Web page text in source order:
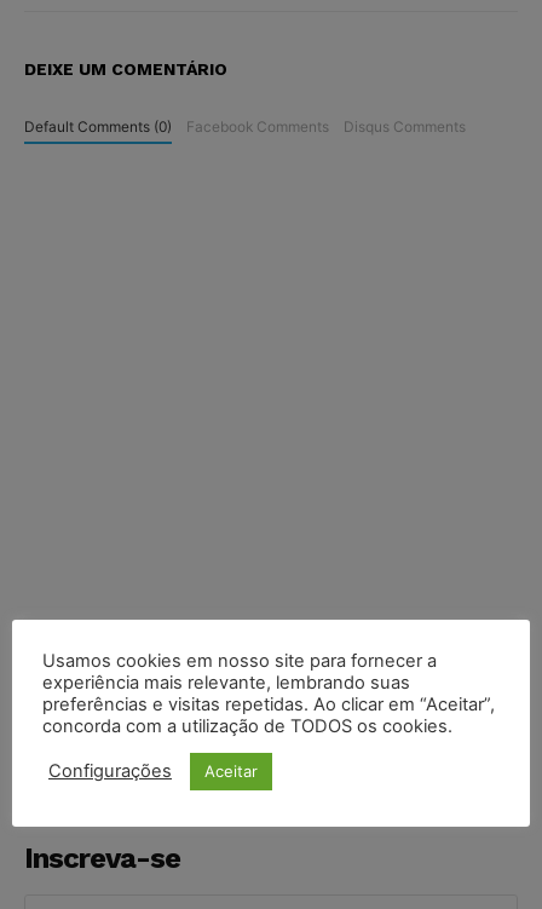
DEIXE UM COMENTÁRIO
Default Comments (0) Facebook Comments Disqus Comments
COMPARTILHE
Inscreva-se
Usamos cookies em nosso site para fornecer a
experiência mais relevante, lembrando suas
preferências e visitas repetidas. Ao clicar em “Aceitar”,
concorda com a utilização de TODOS os cookies.
Configurações Aceitar